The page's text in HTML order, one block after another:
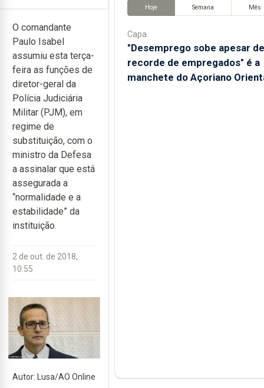
O comandante
Paulo Isabel
assumiu esta terça-
feira as funções de
diretor-geral da
Polícia Judiciária
Militar (PJM), em
regime de
substituição, com o
ministro da Defesa
a assinalar que está
assegurada a
“normalidade e a
estabilidade” da
instituição.
2 de out. de 2018,
10:55
Autor: Lusa/AO Online
Hoje Semana Mês
Capa
"Desemprego sobe apesar de
recorde de empregados" é a
manchete do Açoriano